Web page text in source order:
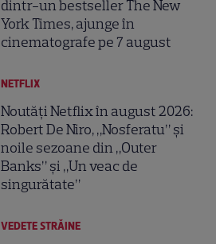
dintr-un bestseller The New
York Times, ajunge în
cinematografe pe 7 august
NETFLIX
Noutăți Netflix în august 2026:
Robert De Niro, „Nosferatu” și
noile sezoane din „Outer
Banks” și „Un veac de
singurătate”
VEDETE STRĂINE